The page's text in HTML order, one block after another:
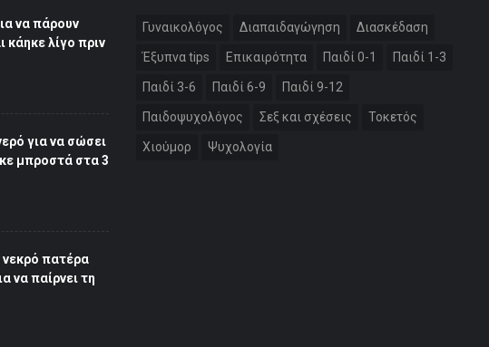
να πάρουν
κάηκε λίγο πριν
για να σώσει
μπροστά στα 3
πατέρα
να παίρνει τη
Γυναικολόγος Διαπαιδαγώγηση Διασκέδαση
Έξυπνα tips Επικαιρότητα Παιδί 0-1 Παιδί 1-3
Παιδί 3-6 Παιδί 6-9 Παιδί 9-12
Παιδοψυχολόγος Σεξ και σχέσεις Τοκετός
Χιούμορ Ψυχολογία